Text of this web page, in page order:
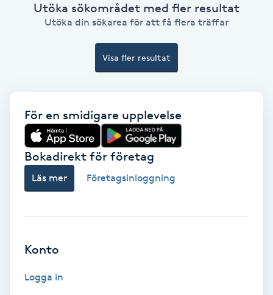
Color correction
Dermapen
Diamantslipning
Extensions
Extensions borttagning
Utöka sökområdet med fler resultat
Utöka din sökarea för att få flera träffar
Visa fler resultat
För en smidigare upplevelse
Bokadirekt för företag
Läs mer Företagsinloggning
Konto
Logga in